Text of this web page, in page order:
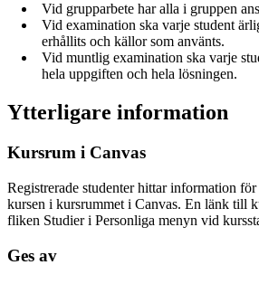
Vid grupparbete har alla i gruppen
Vid examination ska varje student
erhållits och källor som använts.
Vid muntlig examination ska varje
hela uppgiften och hela lösningen.
Ytterligare information
Kursrum i Canvas
Registrerade studenter hittar information
kursen i kursrummet i Canvas. En länk till
fliken Studier i Personliga menyn vid
Ges av